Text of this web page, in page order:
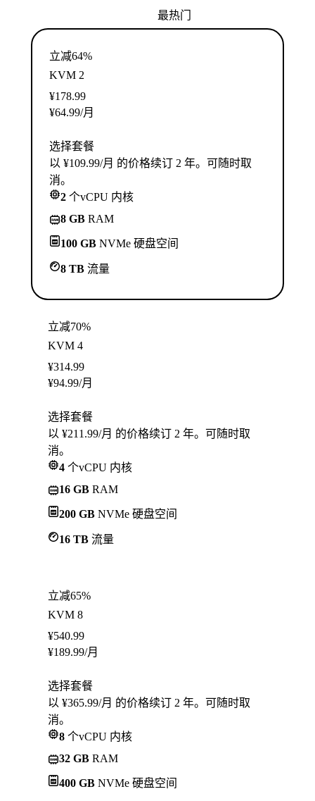
最热门
立减64%
KVM 2
¥178.99
¥64.99/月
选择套餐
以 ¥109.99/月 的价格续订 2 年。可随时取
消。
2 个vCPU 内核
8 GB RAM
100 GB NVMe 硬盘空间
8 TB 流量
立减70%
KVM 4
¥314.99
¥94.99/月
选择套餐
以 ¥211.99/月 的价格续订 2 年。可随时取
消。
4 个vCPU 内核
16 GB RAM
200 GB NVMe 硬盘空间
16 TB 流量
立减65%
KVM 8
¥540.99
¥189.99/月
选择套餐
以 ¥365.99/月 的价格续订 2 年。可随时取
消。
8 个vCPU 内核
32 GB RAM
400 GB NVMe 硬盘空间